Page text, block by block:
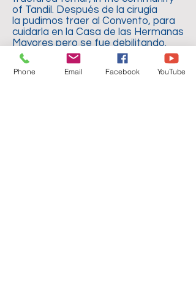
of Tandil. Después de la cirugía
la pudimos traer al Convento, para
cuidarla en la Casa de las Hermanas
Mayores pero se fue debilitando.
Nunca perdió la lucidez y hasta ayer
leyó el diario y pidió más libros... Una
mujer muy querida, sensible y
Phone Email Facebook YouTube